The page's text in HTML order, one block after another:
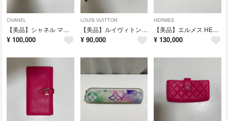
CHANEL
【美品】シャネル マトラッセ ラウンドファスナー 長財布 ピンク 金具ゴールド
¥ 100,000
LOUIS VUITTON
【美品】ルイヴィトン モノグラム アンプラント ジッピーウォレット長財布 レッド
¥ 90,000
HERMES
【美品】エルメス HERMES アザップロング シルクイン 長財布 ピンク
¥ 130,000